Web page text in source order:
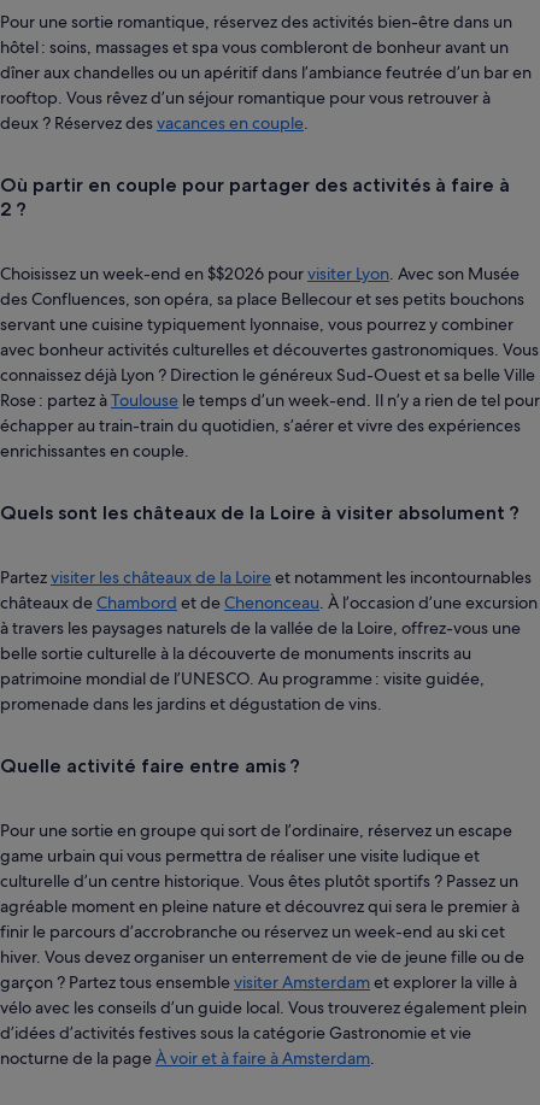
Pour une sortie romantique, réservez des activités bien-être dans un
hôtel : soins, massages et spa vous combleront de bonheur avant un
dîner aux chandelles ou un apéritif dans l’ambiance feutrée d’un bar en
rooftop. Vous rêvez d’un séjour romantique pour vous retrouver à
deux ? Réservez desvacances en couple
Où partir en couple pour partager des activités à faire à
2 ?
Choisissez un week-end en $$2026 pourvisiter Lyon . Avec son Musée
des Confluences, son opéra, sa place Bellecour et ses petits bouchons
servant une cuisine typiquement lyonnaise, vous pourrez y combiner
avec bonheur activités culturelles et découvertes gastronomiques. Vous
connaissez déjà Lyon ? Direction le généreux Sud-Ouest et sa belle Ville
Rose : partez àToulouse le temps d’un week-end. Il n’y a rien de tel pour
échapper au train-train du quotidien, s’aérer et vivre des expériences
enrichissantes en couple.
Quels sont les châteaux de la Loire à visiter absolument ?
Partezvisiter les châteaux de la Loireet notamment les incontournables
châteaux deChambord et deChenonceau . À l’occasion d’une excursion
à travers les paysages naturels de la vallée de la Loire, offrez-vous une
belle sortie culturelle à la découverte de monuments inscrits au
patrimoine mondial de l’UNESCO. Au programme : visite guidée,
promenade dans les jardins et dégustation de vins.
Quelle activité faire entre amis ?
Pour une sortie en groupe qui sort de l’ordinaire, réservez un escape
game urbain qui vous permettra de réaliser une visite ludique et
culturelle d’un centre historique. Vous êtes plutôt sportifs ? Passez un
agréable moment en pleine nature et découvrez qui sera le premier à
finir le parcours d’accrobranche ou réservez un week-end au ski cet
hiver. Vous devez organiser un enterrement de vie de jeune fille ou de
garçon ? Partez tous ensemblevisiter Amsterdamet explorer la ville à
vélo avec les conseils d’un guide local. Vous trouverez également plein
d’idées d’activités festives sous la catégorie Gastronomie et vie
nocturne de la pageÀ voir et à faire à Amsterdam